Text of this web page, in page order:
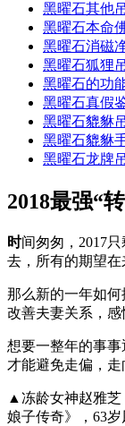
黑曜石其他
黑曜石本命
黑曜石消磁
黑曜石狐狸
黑曜石的功
黑曜石真假
黑曜石貔貅
黑曜石貔貅
黑曜石龙牌
2018最强“
时间匆匆，2017
去，所有的期望在
那么新的一年如
改善夫妻关系，
想要一整年的事事
才能避免走偏，
▲冻龄女神赵雅芝
娘子传奇》，63